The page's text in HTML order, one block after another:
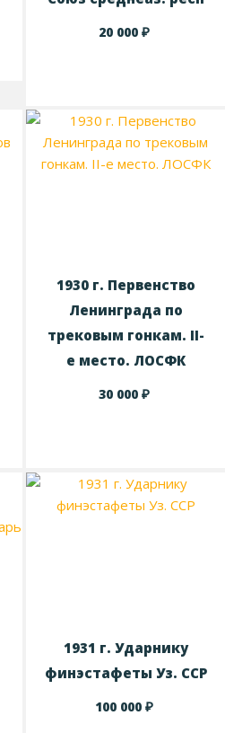
20 000₽
1930 г. Первенство
Ленинграда по
трековым гонкам. II-
е место. ЛОСФК
30 000₽
1931 г. Ударнику
финэстафеты Уз. ССР
100 000₽